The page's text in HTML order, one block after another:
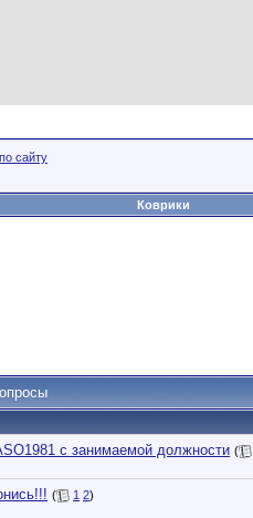
сайту
Коврики
с занимаемой должности (
( 1 2)